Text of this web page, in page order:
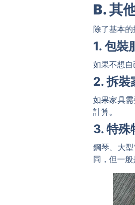
B. 其
除了基本
1. 包裝
如果不想
2. 拆裝
如果家具
計算。
3. 特殊
鋼琴、大
同，但一般